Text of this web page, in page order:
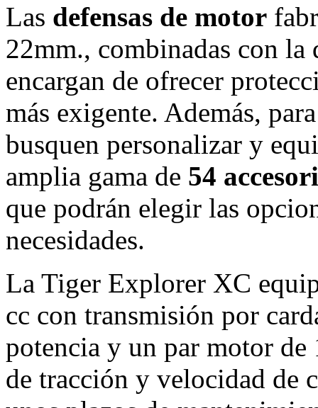
Las defensas de motor
22mm., combinadas con la
encargan de ofrecer
más exigente. Además,
busquen personalizar y
amplia gama de 54
que podrán elegir las
necesidades.
La Tiger Explorer XC
cc con transmisión por
potencia y un par motor
de tracción y velocidad de